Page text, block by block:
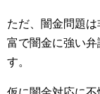
ただ、闇金問題
富で闇金に強い
す。